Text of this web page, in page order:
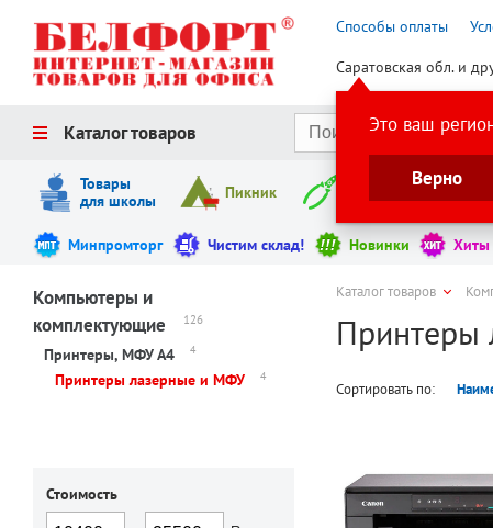
Способы оплаты
Саратовская обл. и
Это ваш
Верно
Каталог товаров
Товары
для школы
Пикник Инструменты
Минпромторг Чистим склад! Новинки Хиты
Компьютеры и
комплектующие
126
Принтеры, МФУ А4 4
Принтеры лазерные и МФУ 4
Стоимость
Каталог товаров
Сортировать по: